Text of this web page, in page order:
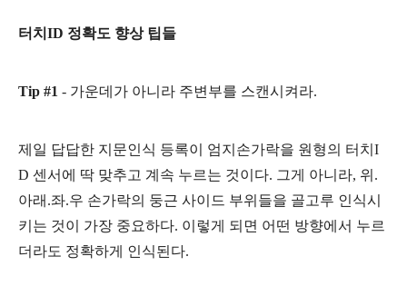
터치ID 정확도 향상 팁들
Tip #1 - 가운데가 아니라 주변부를 스캔시켜라.
제일 답답한 지문인식 등록이 엄지손가락을 원형의 터치I
D 센서에 딱 맞추고 계속 누르는 것이다. 그게 아니라, 위.
아래.좌.우 손가락의 둥근 사이드 부위들을 골고루 인식시
키는 것이 가장 중요하다. 이렇게 되면 어떤 방향에서 누르
더라도 정확하게 인식된다.